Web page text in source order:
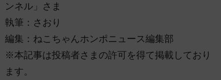
ンネル」さま
執筆：さおり
編集：ねこちゃんホンポニュース編集部
※本記事は投稿者さまの許可を得て掲載しており
ます。